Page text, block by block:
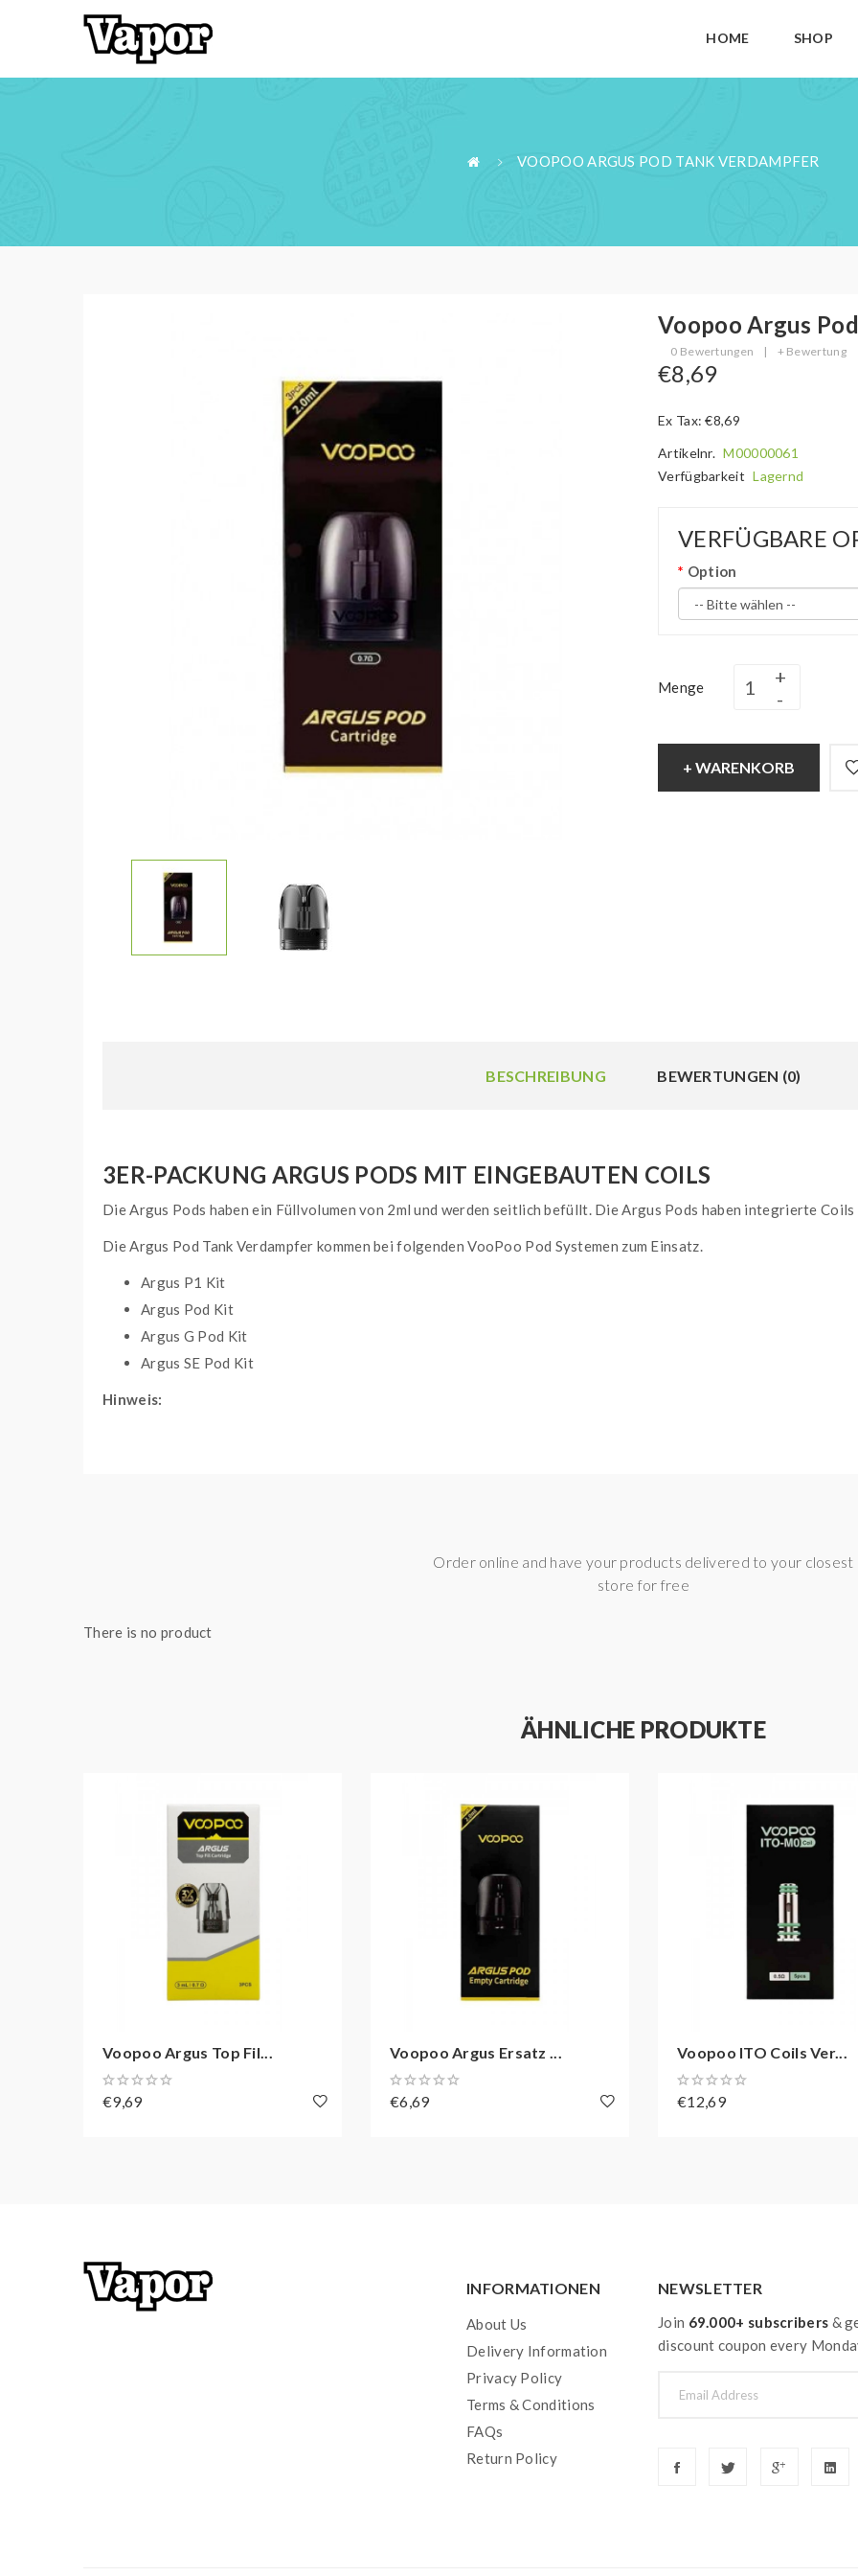
HOME SHOP
VOOPOO ARGUS POD TANK VERDAMPFER
Voopoo Argus
0 Bewertungen | + Bewertung
€8,69
Ex Tax: €8,69
Artikelnr. M00000061
Verfügbarkeit Lagernd
VERFÜGBARE
Option
Menge
+ WARENKORB
BESCHREIBUNG BEWERTUNGEN (0)
3ER-PACKUNG ARGUS PODS MIT EINGEBAUTEN COILS
Die Argus Pods haben ein Füllvolumen von 2ml und werden seitlich befüllt. Die Argus Pods haben integrierte Coils
Die Argus Pod Tank Verdampfer kommen bei folgenden VooPoo Pod Systemen zum Einsatz.
Argus P1 Kit
Argus Pod Kit
Argus G Pod Kit
Argus SE Pod Kit
Hinweis:
Order online and have your products delivered to your closest
store for free
There is no product
ÄHNLICHE PRODUKTE
Voopoo Argus Top Fil...
€9,69
Voopoo Argus Ersatz ...
€6,69
Voopoo ITO Coils Ver...
€12,69
INFORMATIONEN
About Us
Delivery Information
Privacy Policy
Terms & Conditions
FAQs
Return Policy
NEWSLETTER
Join 69.000+ subscribers &
discount coupon every